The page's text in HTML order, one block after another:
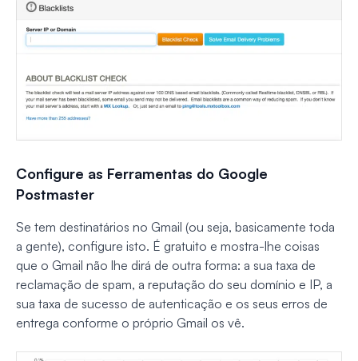
Configure as Ferramentas do Google
Postmaster
Se tem destinatários no Gmail (ou seja, basicamente toda
a gente), configure isto. É gratuito e mostra-lhe coisas
que o Gmail não lhe dirá de outra forma: a sua taxa de
reclamação de spam, a reputação do seu domínio e IP, a
sua taxa de sucesso de autenticação e os seus erros de
entrega conforme o próprio Gmail os vê.